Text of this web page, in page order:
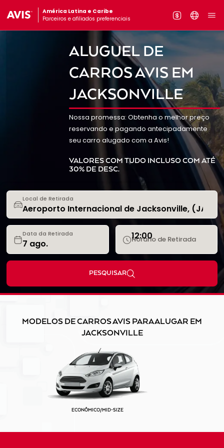
América Latina e Caribe
Parceiros e afiliados preferenciais
ALUGUEL DE
CARROS AVIS EM
JACKSONVILLE
Nossa promessa: Obtenha o melhor preço
reservando e pagando antecipadamente
seu carro alugado com a Avis!
VALORES COM TUDO INCLUSO COM ATÉ
30% DE DESC.
Local de Retirada
Data da Retirada
Horário de Retirada
12:00
PESQUISAR
MODELOS DE CARROS AVIS PARA ALUGAR EM
JACKSONVILLE
ECONÔMICO/MID-SIZE